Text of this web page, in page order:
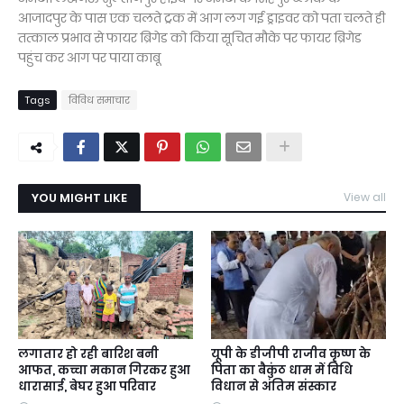
आजादपुर के पास एक चलते ट्रक में आग लग गई ड्राइवर को पता चलते ही
तत्काल प्रभाव से फायर ब्रिगेड को किया सूचित मौके पर फायर ब्रिगेड
पहुंच कर आग पर पाया काबू
Tags विविध समाचार
YOU MIGHT LIKE View all
लगातार हो रही बारिश बनी
आफत, कच्चा मकान गिरकर हुआ
धारासाई, बेघर हुआ परिवार
यूपी के डीजीपी राजीव कृष्ण के
पिता का बैकुंठ धाम में विधि
विधान से अंतिम संस्कार